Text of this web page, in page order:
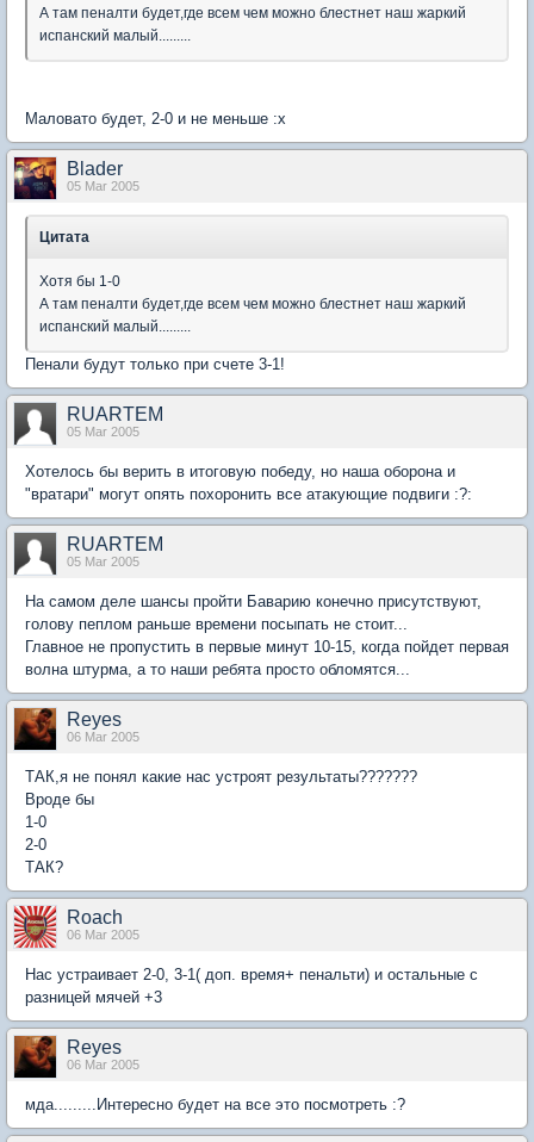
А там пеналти будет,где всем чем можно блестнет наш жаркий
испанский малый.........
Маловато будет, 2-0 и не меньше :x
Blader
05 Mar 2005
Цитата
Хотя бы 1-0
А там пеналти будет,где всем чем можно блестнет наш жаркий
испанский малый.........
Пенали будут только при счете 3-1!
RUARTEM
05 Mar 2005
Хотелось бы верить в итоговую победу, но наша оборона и
"вратари" могут опять похоронить все атакующие подвиги :?:
RUARTEM
05 Mar 2005
На самом деле шансы пройти Баварию конечно присутствуют,
голову пеплом раньше времени посыпать не стоит...
Главное не пропустить в первые минут 10-15, когда пойдет первая
волна штурма, а то наши ребята просто обломятся...
Reyes
06 Mar 2005
ТАК,я не понял какие нас устроят результаты???????
Вроде бы
1-0
2-0
ТАК?
Roach
06 Mar 2005
Нас устраивает 2-0, 3-1( доп. время+ пенальти) и остальные с
разницей мячей +3
Reyes
06 Mar 2005
мда.........Интересно будет на все это посмотреть :?